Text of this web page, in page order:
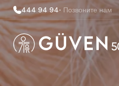
444 94 94• Позвоните нам